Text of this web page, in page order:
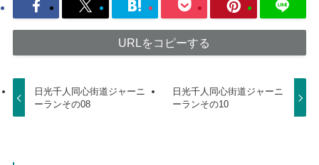
URLをコピーする
日光千人同心街道ジャーニ
ーランその08
日光千人同心街道ジャーニ
ーランその10